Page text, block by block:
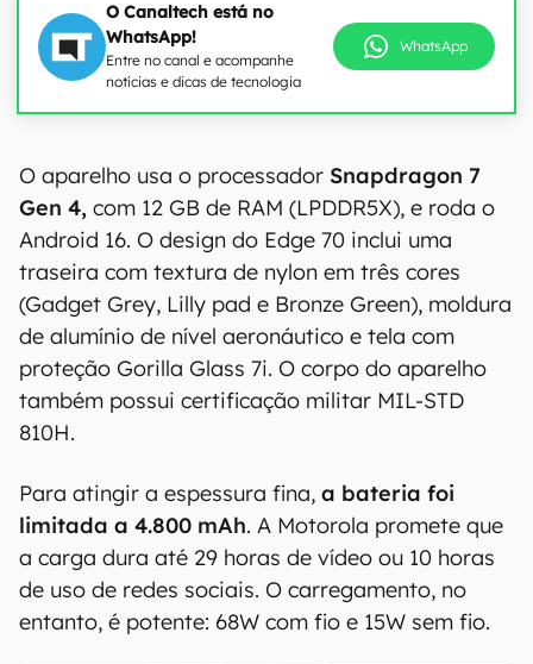
O Canaltech está no
WhatsApp!
Entre no canal e acompanhe
notícias e dicas de tecnologia
WhatsApp
00:00/20:46
Gen 4,com 12 GB de RAM (LPDDR5X), e roda o
Android 16. O design do Edge 70 inclui uma
traseira com textura de nylon em três cores
(Gadget Grey, Lilly pad e Bronze Green), moldura
de alumínio de nível aeronáutico e tela com